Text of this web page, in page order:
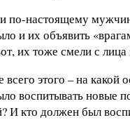
по-настоящему
и их объявить
их тоже смели с лица
этого – на какой
воспитывать новые
И кто должен был